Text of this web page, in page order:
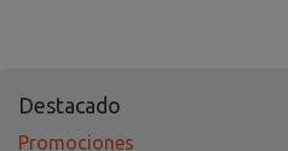
Destacado
Promociones